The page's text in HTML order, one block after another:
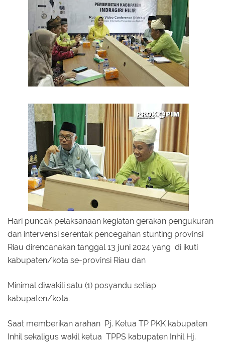
Hari puncak pelaksanaan kegiatan gerakan pengukuran
dan intervensi serentak pencegahan stunting provinsi
Riau direncanakan tanggal 13 juni 2024 yang di ikuti
kabupaten/kota se-provinsi Riau dan
Minimal diwakili satu (1) posyandu setiap
kabupaten/kota.
Saat memberikan arahan Pj. Ketua TP PKK kabupaten
Inhil sekaligus wakil ketua TPPS kabupaten Inhil Hj.